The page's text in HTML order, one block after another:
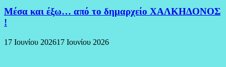
Μέσα και έξω… από το δημαρχείο ΧΑΛΚΗΔΟΝΟΣ
!
17 Ιουνίου 202617 Ιουνίου 2026